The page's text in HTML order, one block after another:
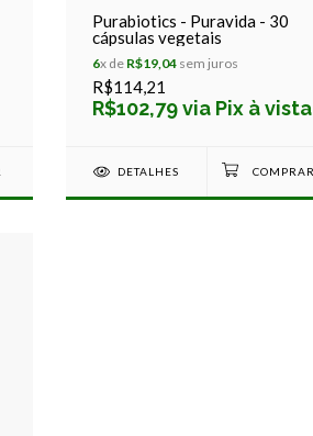
Purabiotics - Puravida - 30
cápsulas vegetais
6x de R$19,04 sem juros
R$114,21
R$102,79 via Pix à vista
DETALHES